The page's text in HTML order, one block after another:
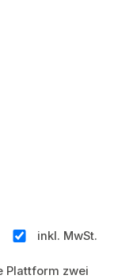
inkl. MwSt.
Plattform zwei